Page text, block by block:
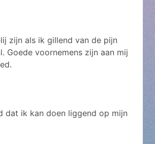
zijn als ik gillend van de pijn
Goede voornemens zijn aan mij
dat ik kan doen liggend op mijn